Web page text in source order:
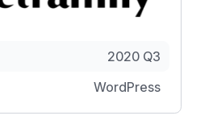
2020 Q3
WordPress